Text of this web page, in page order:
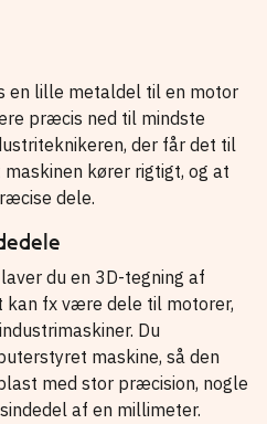
en lille metaldel til en motor
præcis ned til mindste
der får det til
kører rigtigt, og at
dele.
du en 3D-tegning af
kan fx være dele til motorer,
Du
maskine, så den
med stor præcision, nogle
af en millimeter.